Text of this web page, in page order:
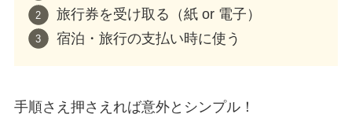
旅行券を受け取る（紙 or 電子）
宿泊・旅行の支払い時に使う
手順さえ押さえれば意外とシンプル！